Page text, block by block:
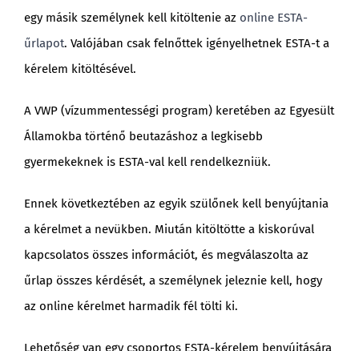
egy másik személynek kell kitöltenie az online ESTA-
űrlapot. Valójában csak felnőttek igényelhetnek ESTA-t a
kérelem kitöltésével.
A VWP (vízummentességi program) keretében az Egyesült
Államokba történő beutazáshoz a legkisebb
gyermekeknek is ESTA-val kell rendelkezniük.
Ennek következtében az egyik szülőnek kell benyújtania
a kérelmet a nevükben. Miután kitöltötte a kiskorúval
kapcsolatos összes információt, és megválaszolta az
űrlap összes kérdését, a személynek jeleznie kell, hogy
az online kérelmet harmadik fél tölti ki.
Lehetőség van egy csoportos ESTA-kérelem benyújtására